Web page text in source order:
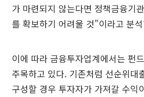
가 마련되지 않는다면 정책금융기
를 확보하기 어려울 것”이라고 분
이에 따라 금융투자업계에서는 펀
주목하고 있다. 기존처럼 선순위대
구성할 경우 투자자가 가져갈 수익